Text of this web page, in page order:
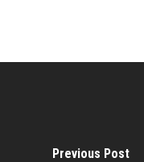
Previous Post